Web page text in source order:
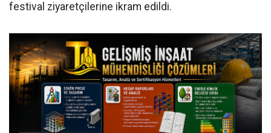
festival ziyaretçilerine ikram edildi.